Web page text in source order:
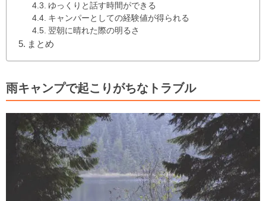
ゆっくりと話す時間ができる
キャンパーとしての経験値が得られる
翌朝に晴れた際の明るさ
まとめ
雨キャンプで起こりがちなトラブル